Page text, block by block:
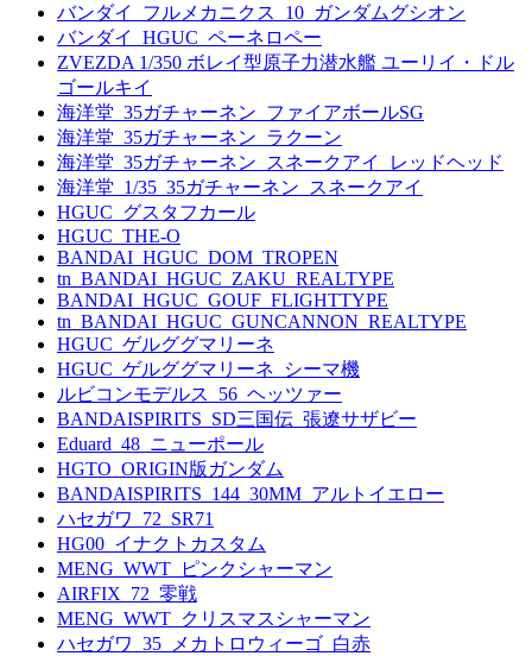
バンダイ_フルメカニクス_10_ガンダムグシオン
バンダイ_HGUC_ペーネロペー
ZVEZDA 1/350 ボレイ型原子力潜水艦 ユーリイ・ドル
ゴールキイ
海洋堂_35ガチャーネン_ファイアボールSG
海洋堂_35ガチャーネン_ラクーン
海洋堂_35ガチャーネン_スネークアイ_レッドヘッド
海洋堂_1/35_35ガチャーネン_スネークアイ
HGUC_グスタフカール
HGUC_THE-O
BANDAI_HGUC_DOM_TROPEN
tn_BANDAI_HGUC_ZAKU_REALTYPE
BANDAI_HGUC_GOUF_FLIGHTTYPE
tn_BANDAI_HGUC_GUNCANNON_REALTYPE
HGUC_ゲルググマリーネ
HGUC_ゲルググマリーネ_シーマ機
ルビコンモデルス_56_ヘッツァー
BANDAISPIRITS_SD三国伝_張遼サザビー
Eduard_48_ニューポール
HGTO_ORIGIN版ガンダム
BANDAISPIRITS_144_30MM_アルトイエロー
ハセガワ_72_SR71
HG00_イナクトカスタム
MENG_WWT_ピンクシャーマン
AIRFIX_72_零戦
MENG_WWT_クリスマスシャーマン
ハセガワ_35_メカトロウィーゴ_白赤